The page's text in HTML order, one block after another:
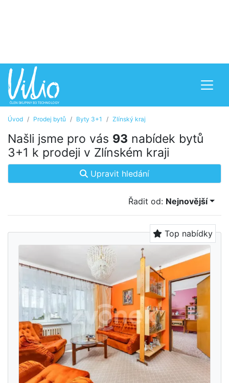
Úvod Prodej bytů Byty 3+1 Zlínský kraj
Našli jsme pro vás 93 nabídek bytů
3+1 k prodeji v Zlínském kraji
Upravit hledání
Řadit od: Nejnovější
Top nabídky